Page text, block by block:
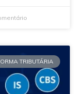
TRIBUTÁRIA